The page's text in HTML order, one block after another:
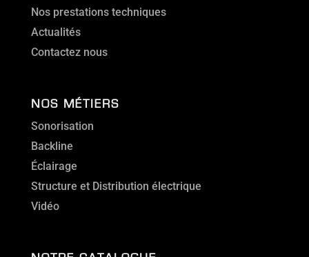
Nos prestations techniques
Actualités
Contactez nous
NOS MÉTIERS
Sonorisation
Backline
Éclairage
Structure et Distribution électrique
Vidéo